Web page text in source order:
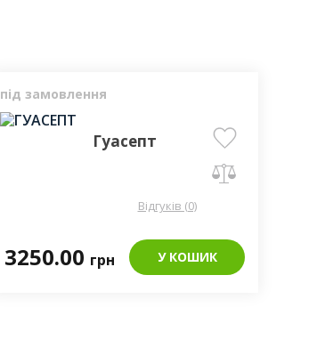
під замовлення
Гуасепт
Відгуків (0)
3250.00 грн У КОШИК